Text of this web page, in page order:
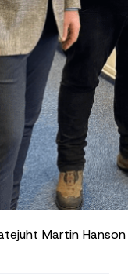
Martin